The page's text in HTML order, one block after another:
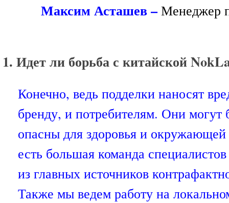
Максим Асташев –Менеджер
1. Идет ли борьба с китайской
Конечно, ведь подделки наносят
бренду, и потребителям. Они могут
опасны для здоровья и
есть большая команда
из главных источников
Также мы ведем работу на